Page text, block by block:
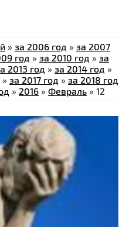
» за 2006 год » за 2007
год » за 2010 год » за
2013 год » за 2014 год »
» за 2017 год » за 2018 год
» 2016 » Февраль » 12